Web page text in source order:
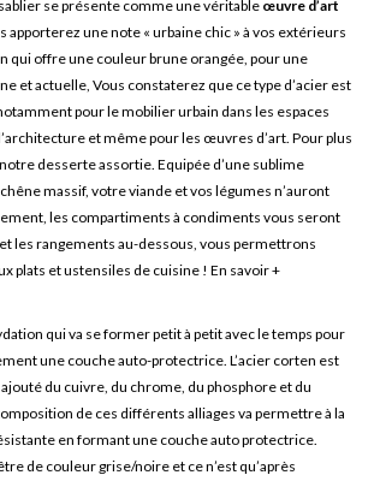
se présente comme une véritable œuvre d’art
apporterez une note « urbaine chic » à vos extérieurs
qui offre une couleur brune orangée, pour une
et actuelle, Vous constaterez que ce type d’acier est
pour le mobilier urbain dans les espaces
et même pour les œuvres d’art. Pour plus
desserte assortie. Equipée d’une sublime
massif, votre viande et vos légumes n’auront
les compartiments à condiments vous seront
les rangements au-dessous, vous permettrons
plats et ustensiles de cuisine ! En savoir +
qui va se former petit à petit avec le temps pour
une couche auto-protectrice. L’acier corten est
du cuivre, du chrome, du phosphore et du
de ces différents alliages va permettre à la
en formant une couche auto protectrice.
de couleur grise/noire et ce n’est qu’après